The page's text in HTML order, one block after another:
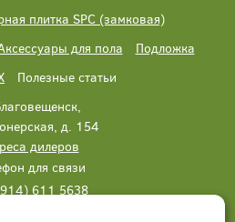
плитка SPC (замковая)
для пола
Подложка
Полезные статьи
д. 154
дилеров
для связи
611 5638